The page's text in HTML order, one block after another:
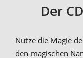
Der
Nutze die Magie
den magischen